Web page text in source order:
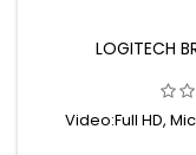
LOGITECH
Video:Full HD,